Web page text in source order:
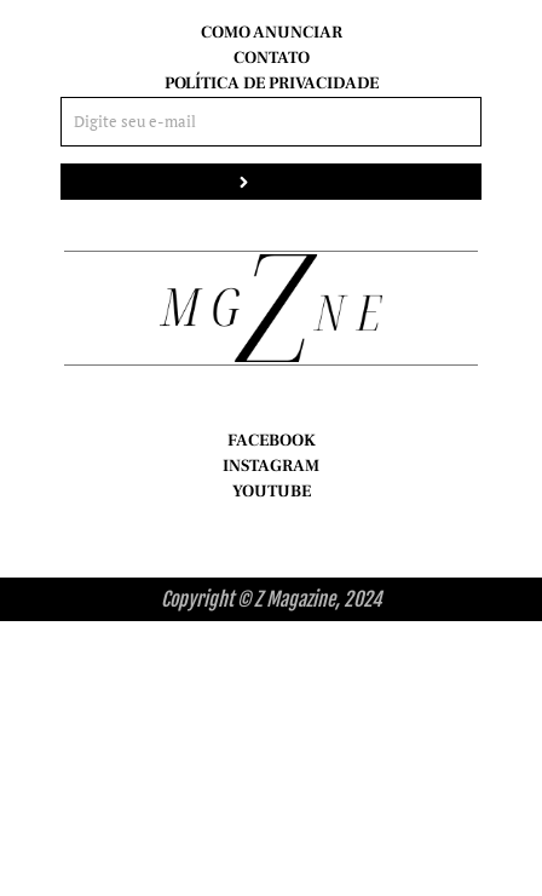
FACEBOOK
INSTAGRAM
YOUTUBE
COMO ANUNCIAR
CONTATO
POLÍTICA DE PRIVACIDADE
Copyright © Z Magazine, 2024